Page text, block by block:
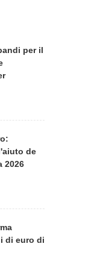
per il
de
2026
di euro di